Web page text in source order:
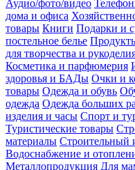
Аудио/фото/видео
дома и офиса
товары Книги Подарки и
постельное белье
для творчества и
Косметика и парфюмерия
здоровья и БАДы Очки и
товары Одежда и обувь
одежда Одежда больших
изделия и часы Спорт и
Туристические товары
материалы Строительный
Водоснабжение и
Металлопродукция Для